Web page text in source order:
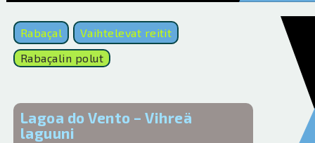
Rabaçal
Vaihtelevat reitit
Rabaçalin polut
Lagoa do Vento – Vihreä
laguuni